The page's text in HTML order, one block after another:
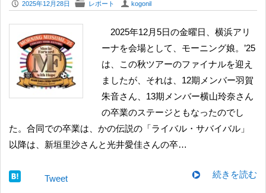
P 2025年12月28日 F レポート U kogonil
2025年12月5日の金曜日、横浜アリ
ーナを会場として、モーニング娘。’25
は、この秋ツアーのファイナルを迎え
ましたが、それは、12期メンバー羽賀
朱音さん、13期メンバー横山玲奈さん
の卒業のステージともなったのでし
た。合同での卒業は、かの伝説の「ライバル・サバイバル」
以降は、新垣里沙さんと光井愛佳さんの卒…
続きを読む
Tweet